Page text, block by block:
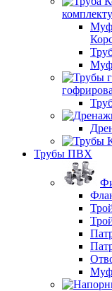
Трубы ПВХ